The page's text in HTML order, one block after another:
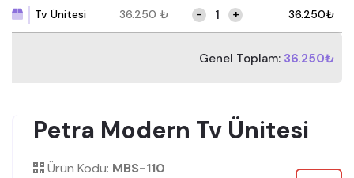
Tv Ünitesi 36.250 ₺ - + 36.250₺
Genel Toplam: 36.250₺
Petra Modern Tv Ünitesi
Ürün Kodu: MBS-110